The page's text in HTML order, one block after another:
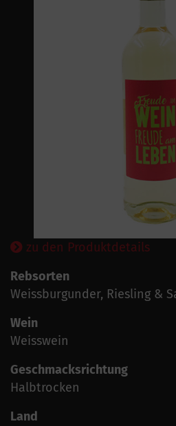
zu den Produktdetails
Rebsorten
Weissburgunder, Riesling &
Wein
Weisswein
Geschmacksrichtung
Halbtrocken
Land